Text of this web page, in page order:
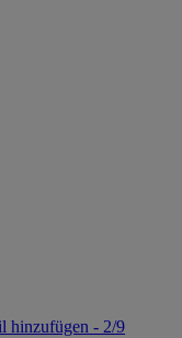
hinzufügen - 2/9